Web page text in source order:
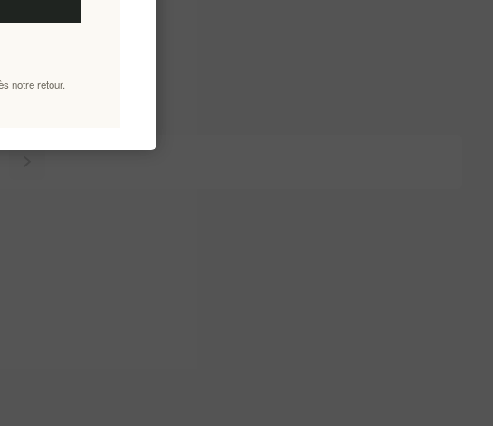
notre retour.